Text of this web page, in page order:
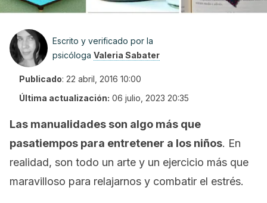
Escrito y verificado por la
psicóloga Valeria Sabater
Publicado: 22 abril, 2016 10:00
Última actualización: 06 julio, 2023 20:35
Las manualidades son algo más que
pasatiempos para entretener a los niños. En
realidad, son todo un arte y un ejercicio más que
maravilloso para relajarnos y combatir el estrés.